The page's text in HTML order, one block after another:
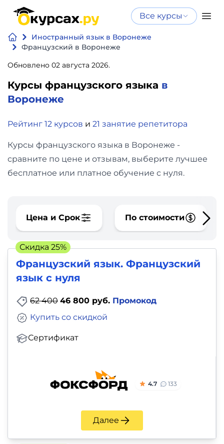
Все курсы
Иностранный язык в Воронеже
Французский в Воронеже
Обновлено 02 августа 2026.
Курсы французского языка в
Воронеже
Рейтинг 12 курсов и 21 занятие репетитора
Курсы французского языка в Воронеже -
сравните по цене и отзывам, выберите лучшее
бесплатное или платное обучение с нуля.
Цена и Срок По стоимости
Французский язык. Французский
язык с нуля
62 400 46 800 руб. Промокод
Сертификат
Купить со скидкой
4.7 133
Далее
Скидка 25%
Нейросеть
и ИИ
Программирование
Бизнес
финансы
Дизайн
фото,
аудио
Маркетинг
Иностранный
язык
Для
Красота,
Психология
Нейросеть и ИИ
интеллекту